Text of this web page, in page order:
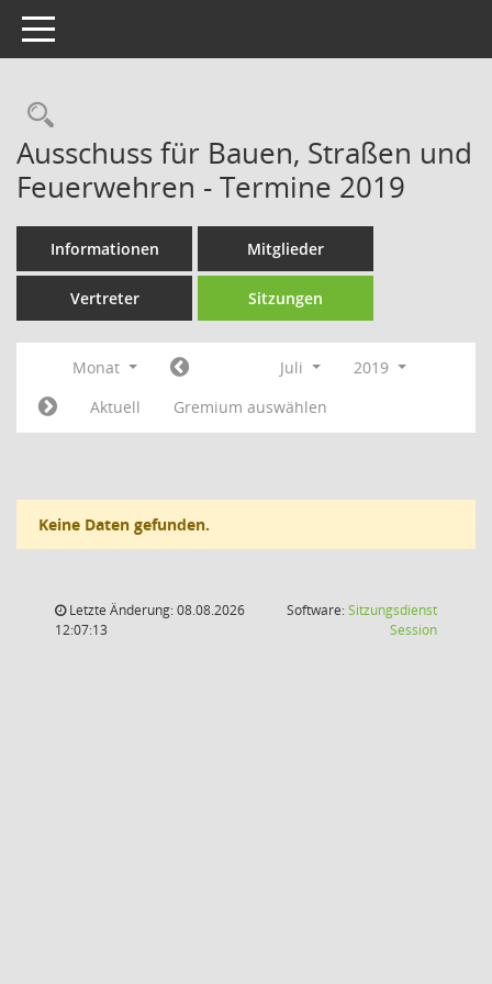
Toggle navigation
Rechercheauswahl
Ausschuss für Bauen, Straßen und
Feuerwehren - Termine 2019
Informationen Mitglieder
Vertreter Sitzungen
Monat Juli
2019
Aktuell
Gremium auswählen
Keine Daten gefunden.
Letzte Änderung: 08.08.2026
12:07:13
Software:Sitzungsdienst
Session(Wird in